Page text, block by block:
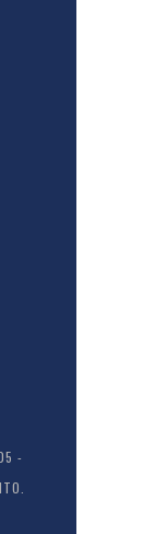
-